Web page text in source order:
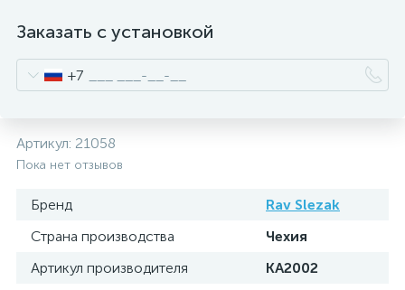
Заказать с установкой
+7
Артикул: 21058
Пока нет отзывов
Бренд
Rav Slezak
Страна производства
Чехия
Артикул производителя
KA2002